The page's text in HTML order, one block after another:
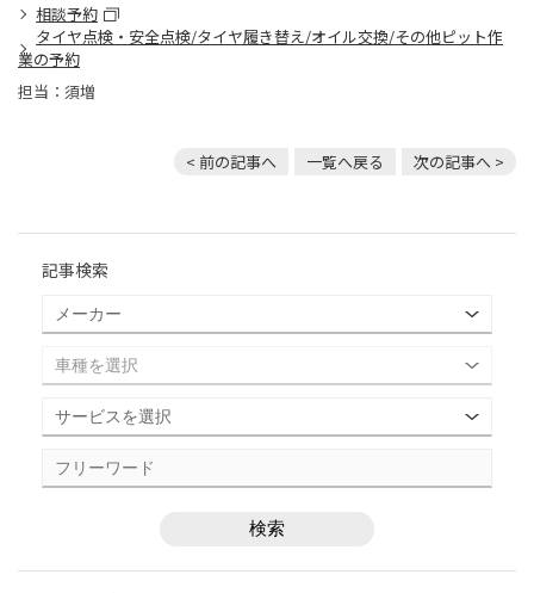
相談予約
タイヤ点検・安全点検/タイヤ履き替え/オイル交換/その他ピット作
業の予約
担当：須増
< 前の記事へ 一覧へ戻る 次の記事へ >
記事検索